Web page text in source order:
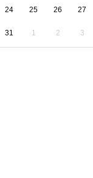
24 25 26 27
31 1 2 3